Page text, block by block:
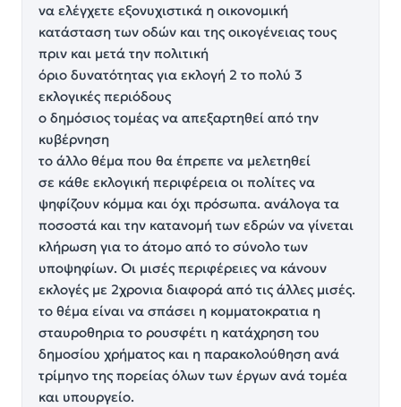
να ελέγχετε εξονυχιστικά η οικονομική
κατάσταση των οδών και της οικογένειας τους
πριν και μετά την πολιτική
όριο δυνατότητας για εκλογή 2 το πολύ 3
εκλογικές περιόδους
ο δημόσιος τομέας να απεξαρτηθεί από την
κυβέρνηση
το άλλο θέμα που θα έπρεπε να μελετηθεί
σε κάθε εκλογική περιφέρεια οι πολίτες να
ψηφίζουν κόμμα και όχι πρόσωπα. ανάλογα τα
ποσοστά και την κατανομή των εδρών να γίνεται
κλήρωση για το άτομο από το σύνολο των
υποψηφίων. Οι μισές περιφέρειες να κάνουν
εκλογές με 2χρονια διαφορά από τις άλλες μισές.
το θέμα είναι να σπάσει η κομματοκρατια η
σταυροθηρια το ρουσφέτι η κατάχρηση του
δημοσίου χρήματος και η παρακολούθηση ανά
τρίμηνο της πορείας όλων των έργων ανά τομέα
και υπουργείο.